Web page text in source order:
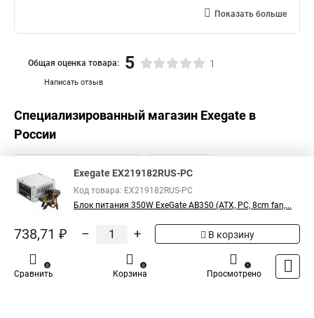
Показать больше
Написать отзыв
Общая оценка товара: 5 1
Специализированный магазин Exegate в
России
Exegate EX219182RUS-PC
Код товара: EX219182RUS-PC
Блок питания 350W ExeGate AB350 (ATX, PC, 8cm fan,...
738,71 ₽ – + В корзину
Сравнить
0
Корзина
0
Просмотрено
1